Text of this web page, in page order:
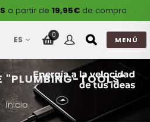
a partir de 19,95€de compra
ES 0
MENÚ
"PLUMBING-TOOLS"
Inicio